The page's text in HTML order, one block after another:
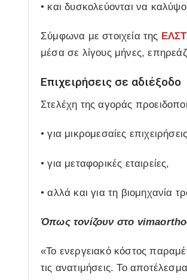
• και δυσκολεύονται να
Σύμφωνα με στοιχεία της
μέσα σε λίγους μήνες,
Επιχειρήσεις σε αδιέξοδο
Στελέχη της αγοράς
• για μικρομεσαίες
• για μεταφορικές εταιρείες,
• αλλά και για τη βιομηχανία
Όπως τονίζουν στο
«Το ενεργειακό κόστος
τις ανατιμήσεις. Το